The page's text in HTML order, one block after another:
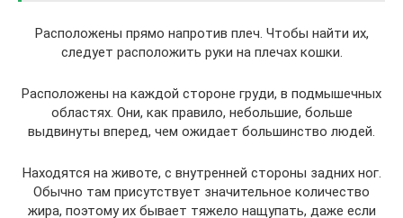
Расположены прямо напротив плеч. Чтобы найти их,
следует расположить руки на плечах кошки.
Расположены на каждой стороне груди, в подмышечных
областях. Они, как правило, небольшие, больше
выдвинуты вперед, чем ожидает большинство людей.
Находятся на животе, с внутренней стороны задних ног.
Обычно там присутствует значительное количество
жира, поэтому их бывает тяжело нащупать, даже если